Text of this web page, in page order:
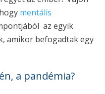
mentális
az egyik
amikor befogadtak egy
a pandémia?